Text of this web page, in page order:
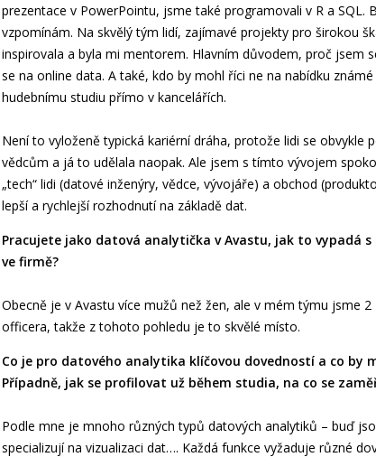
prezentace v PowerPointu, jsme také programovali v R a SQL.
vzpomínám. Na skvělý tým lidí, zajímavé projekty pro širokou
inspirovala a byla mi mentorem. Hlavním důvodem, proč jsem
se na online data. A také, kdo by mohl říci ne na nabídku
hudebnímu studiu přímo v kancelářích.
Není to vyloženě typická kariérní dráha, protože lidi se obvykle
vědcům a já to udělala naopak. Ale jsem s tímto vývojem
„tech“ lidi (datové inženýry, vědce, vývojáře) a obchod
lepší a rychlejší rozhodnutí na základě dat.
Pracujete jako datová analytička v Avastu, jak to vypadá
ve firmě?
Obecně je v Avastu více mužů než žen, ale v mém týmu jsme
officera, takže z tohoto pohledu je to skvělé místo.
Co je pro datového analytika klíčovou dovedností a co
Případně, jak se profilovat už během studia, na co se
Podle mne je mnoho různých typů datových analytiků – buď
specializují na vizualizaci dat…. Každá funkce vyžaduje různé